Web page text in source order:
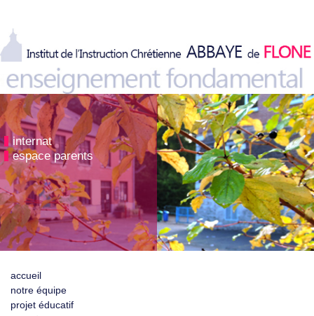
internat
espace parents
accueil
notre équipe
projet éducatif